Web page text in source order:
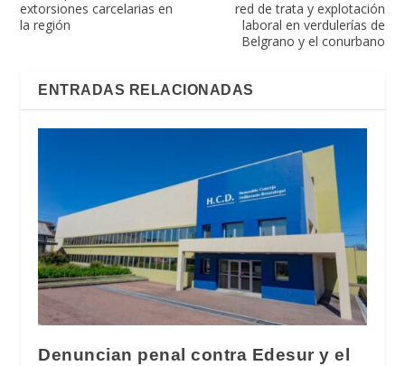
extorsiones carcelarias en
la región
red de trata y explotación
laboral en verdulerías de
Belgrano y el conurbano
ENTRADAS RELACIONADAS
Denuncian penal contra Edesur y el